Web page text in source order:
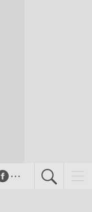
...